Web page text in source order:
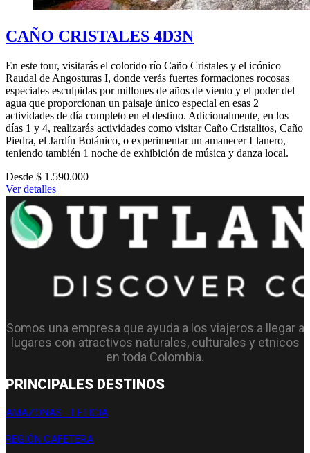
CAÑO CRISTALES 4D3N
En este tour, visitarás el colorido río Caño Cristales y el icónico
Raudal de Angosturas I, donde verás fuertes formaciones rocosas
especiales esculpidas por millones de años de viento y el poder del
agua que proporcionan un paisaje único especial en esas 2
actividades de día completo en el destino. Adicionalmente, en los
días 1 y 4, realizarás actividades como visitar Caño Cristalitos, Caño
Piedra, el Jardín Botánico, o experimentar un amanecer Llanero,
teniendo también 1 noche de exhibición de música y danza local.
Desde $ 1.590.000
Ver detalles
Somos una empresa que ayuda a los viajeros a llegar a
lugares con atractivos naturales, culturales y etnicos
en toda Colombia.
PRINCIPALES DESTINOS
AMAZONAS - LETICIA
REGIÓN CAFETERA